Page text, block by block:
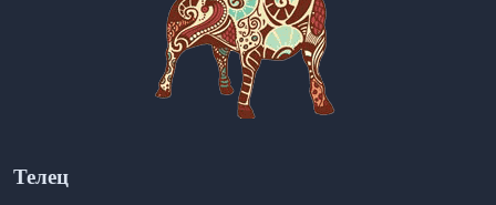
Телец